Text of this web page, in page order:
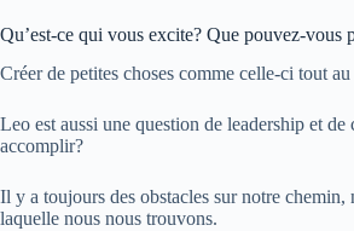
Qu’est-ce qui vous excite? Que pouvez-vous
Créer de petites choses comme celle-ci tout
Leo est aussi une question de leadership et
accomplir?
Il y a toujours des obstacles sur notre
laquelle nous nous trouvons.